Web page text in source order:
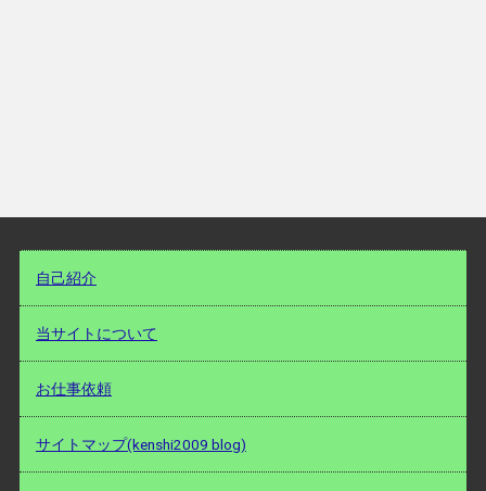
自己紹介
当サイトについて
お仕事依頼
サイトマップ(kenshi2009 blog)